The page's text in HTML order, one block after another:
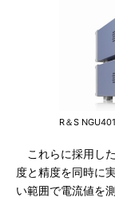
R＆S
これらに採用し
度と精度を同時に
い範囲で電流値を